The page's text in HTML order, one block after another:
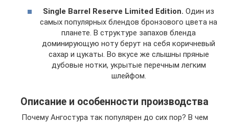
Single Barrel Reserve Limited Edition. Один из
самых популярных блендов бронзового цвета на
планете. В структуре запахов бленда
доминирующую ноту берут на себя коричневый
сахар и цукаты. Во вкусе же слышны пряные
дубовые нотки, укрытые перечным легким
шлейфом.
Описание и особенности производства
Почему Ангостура так популярен до сих пор? В чем